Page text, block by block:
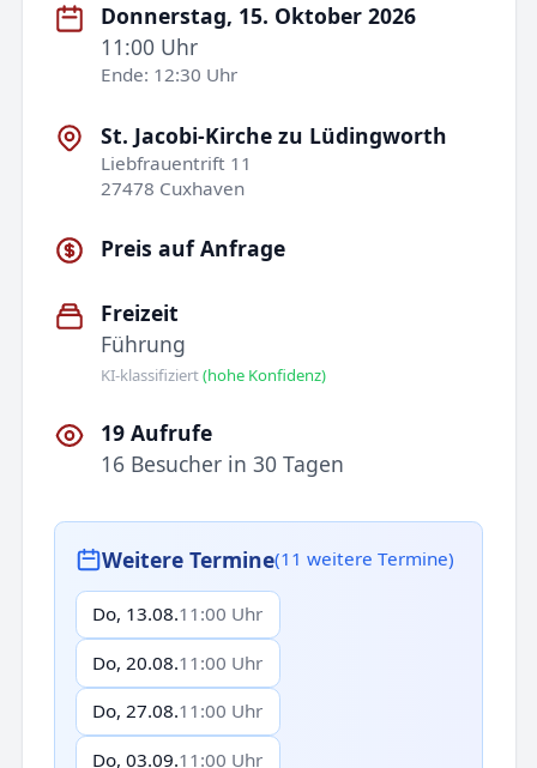
Donnerstag, 15. Oktober 2026
11:00 Uhr
Ende: 12:30 Uhr
St. Jacobi-Kirche zu Lüdingworth
Liebfrauentrift 11
27478 Cuxhaven
Preis auf Anfrage
Freizeit
Führung
KI-klassifiziert(hohe Konfidenz)
19 Aufrufe
16 Besucher in 30 Tagen
Weitere Termine(11 weitere Termine)
Do, 13.08.11:00 Uhr
Do, 20.08.11:00 Uhr
Do, 27.08.11:00 Uhr
Do, 03.09.11:00 Uhr